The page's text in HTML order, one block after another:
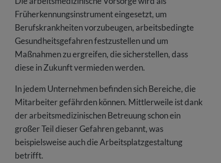
Früherkennungsinstrument eingesetzt, um
Berufskrankheiten vorzubeugen, arbeitsbedingte
Gesundheitsgefahren festzustellen und um
Maßnahmen zu ergreifen, die sicherstellen, dass
diese in Zukunft vermieden werden.
In jedem Unternehmen befinden sich Bereiche, die
Mitarbeiter gefährden können. Mittlerweile ist dank
der arbeitsmedizinischen Betreuung schon ein
großer Teil dieser Gefahren gebannt, was
beispielsweise auch die Arbeitsplatzgestaltung
betrifft.